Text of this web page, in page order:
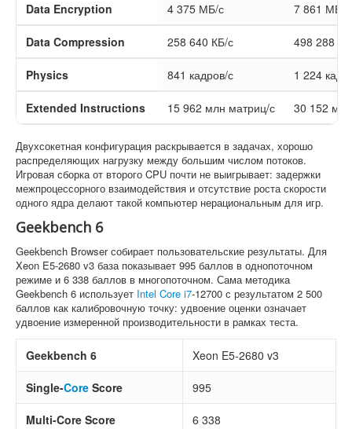
Data Encryption 4 375 МБ/с 7 861 МБ/с
Data Compression 258 640 КБ/с 498 288
Physics 841 кадров/с 1 224
Extended Instructions 15 962 млн матриц/с 30 152
Двухсокетная конфигурация раскрывается в задачах, хорошо
распределяющих нагрузку между большим числом потоков.
Игровая сборка от второго CPU почти не выигрывает: задержки
межпроцессорного взаимодействия и отсутствие роста скорости
одного ядра делают такой компьютер нерациональным для игр.
Geekbench 6
Geekbench Browser собирает пользовательские результаты. Для
Xeon E5-2680 v3 база показывает 995 баллов в однопоточном
режиме и 6 338 баллов в многопоточном. Сама методика
Geekbench 6 использует Intel Core i7-12700 с результатом 2 500
баллов как калибровочную точку: удвоение оценки означает
удвоение измеренной производительности в рамках теста.
Geekbench 6 Xeon E5-2680 v3
Single-Core Score 995
Multi-Core Score 6 338